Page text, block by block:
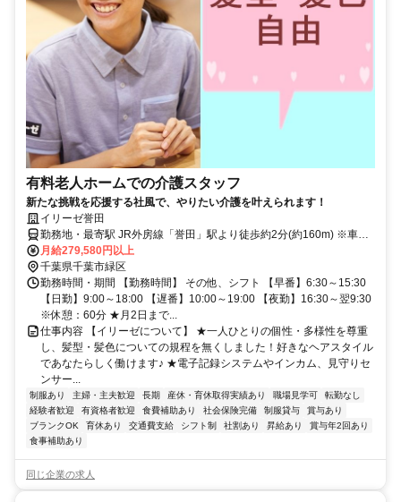
有料老人ホームでの介護スタッフ
新たな挑戦を応援する社風で、やりたい介護を叶えられます！
イリーゼ誉田
勤務地・最寄駅 JR外房線「誉田」駅より徒歩約2分(約160m) ※車通
勤OK
月給279,580円以上
千葉県千葉市緑区
勤務時間・期間 【勤務時間】 その他、シフト 【早番】6:30～15:30
【日勤】9:00～18:00 【遅番】10:00～19:00 【夜勤】16:30～翌9:30
※休憩：60分 ★月2日まで...
仕事内容 【イリーゼについて】 ★一人ひとりの個性・多様性を尊重
し、髪型・髪色についての規程を無くしました！好きなヘアスタイル
であなたらしく働けます♪ ★電子記録システムやインカム、見守りセ
ンサー...
制服あり 主婦・主夫歓迎 長期 産休・育休取得実績あり 職場見学可
転勤なし
経験者歓迎
有資格者歓迎 食費補助あり 社会保険完備 制服貸与
賞与あり
ブランクOK
育休あり 交通費支給 シフト制 社割あり 昇給あり
賞与年2回あり
食事補助あり
同じ企業の求人